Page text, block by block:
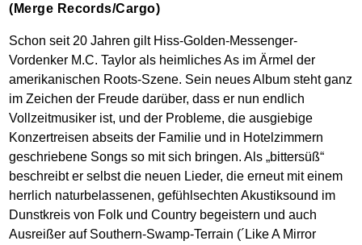
(Merge Records/Cargo)
Schon seit 20 Jahren gilt Hiss-Golden-Messenger-
Vordenker M.C. Taylor als heimliches As im Ärmel der
amerikanischen Roots-Szene. Sein neues Album steht ganz
im Zeichen der Freude darüber, dass er nun endlich
Vollzeitmusiker ist, und der Probleme, die ausgiebige
Konzertreisen abseits der Familie und in Hotelzimmern
geschriebene Songs so mit sich bringen. Als „bittersüß“
beschreibt er selbst die neuen Lieder, die erneut mit einem
herrlich naturbelassenen, gefühlsechten Akustiksound im
Dunstkreis von Folk und Country begeistern und auch
Ausreißer auf Southern-Swamp-Terrain (´Like A Mirror